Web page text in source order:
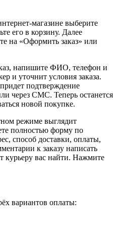
магазине выберите
его в корзину. Далее
на «Оформить заказ» или
напишите ФИО, телефон и
и уточнит условия заказа.
подтверждение
через СМС. Теперь останется
новой покупке.
режиме выглядит
полностью форму по
способ доставки, оплаты,
к заказу написать
курьеру вас найти. Нажмите
вариантов оплаты: